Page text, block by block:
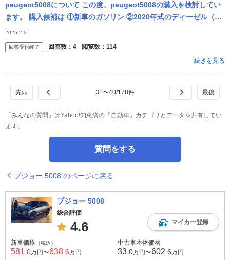
peugeot5008について この度、peugeot5008の購入を検討してい
ます。 購入候補は ①新車のガソリン ②2020年式のディーゼル（3
万キロ） です。 個人的にはディーゼル車に乗り...
2025.2.2
回答受付終了 回答数： 4 閲覧数： 114
続きを見る
31 〜40/178件
「みんなの質問」はYahoo!知恵袋の「自動車」カテゴリとデータを共有してい
ます。
質問をする
プジョー 5008 のページに戻る
プジョー 5008
総合評価
4.6 マイカー登録
新車価格 （税込）
581 .0万円〜638 .6万円
中古車本体価格
33 .0万円〜602 .6万円